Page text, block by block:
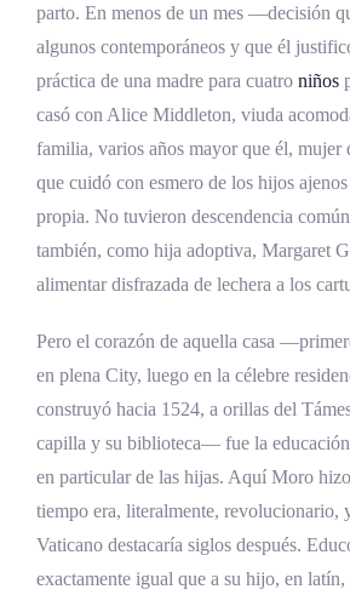
parto. En menos de un mes —decisión
algunos contemporáneos y que él
práctica de una madre para cuatro niños
casó con Alice Middleton, viuda
familia, varios años mayor que él, mujer
que cuidó con esmero de los hijos
propia. No tuvieron descendencia
también, como hija adoptiva, Margaret
alimentar disfrazada de lechera a los
Pero el corazón de aquella casa
en plena City, luego en la célebre
construyó hacia 1524, a orillas del
capilla y su biblioteca— fue la
en particular de las hijas. Aquí Moro
tiempo era, literalmente, revolucionario,
Vaticano destacaría siglos después.
exactamente igual que a su hijo, en